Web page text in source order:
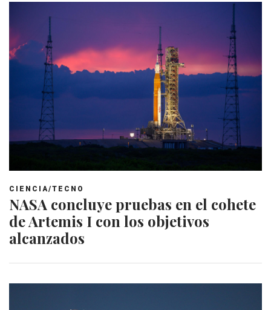
CIENCIA/TECNO
NASA concluye pruebas en el cohete
de Artemis I con los objetivos
alcanzados